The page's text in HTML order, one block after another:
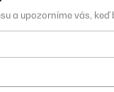
a upozorníme vás,